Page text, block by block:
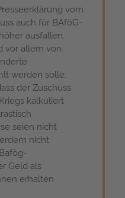
vom
auch für BAföG-
ausfallen,
vor allem von
werden solle.
der Zuschuss
kalkuliert
seien nicht
nicht
Geld als
erhalten